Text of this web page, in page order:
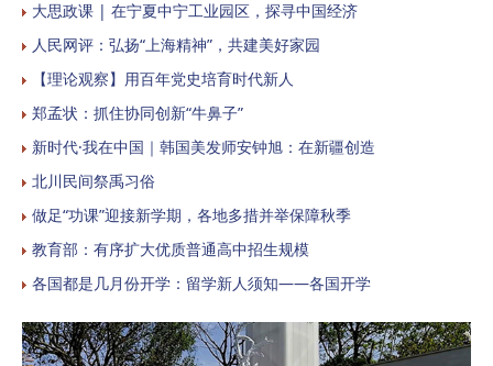
大思政课 | 在宁夏中宁工业园区，探寻中国经济
人民网评：弘扬“上海精神”，共建美好家园
【理论观察】用百年党史培育时代新人
郑孟状：抓住协同创新“牛鼻子”
新时代·我在中国｜韩国美发师安钟旭：在新疆创造
北川民间祭禹习俗
做足“功课”迎接新学期，各地多措并举保障秋季
教育部：有序扩大优质普通高中招生规模
各国都是几月份开学：留学新人须知——各国开学